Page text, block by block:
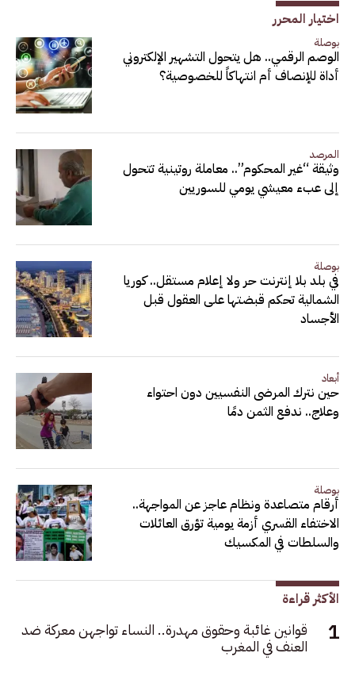
اختيار المحرر
بوصلة
الوصم الرقمي.. هل يتحول التشهير الإلكتروني
أداة للإنصاف أم انتهاكاً للخصوصية؟
المرصد
وثيقة “غير المحكوم”.. معاملة روتينية تتحول
إلى عبء معيشي يومي للسوريين
بوصلة
في بلد بلا إنترنت حر ولا إعلام مستقل.. كوريا
الشمالية تحكم قبضتها على العقول قبل
الأجساد
أبعاد
حين نترك المرضى النفسيين دون احتواء
وعلاج.. ندفع الثمن دمًا
بوصلة
أرقام متصاعدة ونظام عاجز عن المواجهة..
الاختفاء القسري أزمة يومية تؤرق العائلات
والسلطات في المكسيك
الأكثر قراءة
قوانين غائبة وحقوق مهدرة.. النساء تواجهن معركة ضد
العنف في المغرب